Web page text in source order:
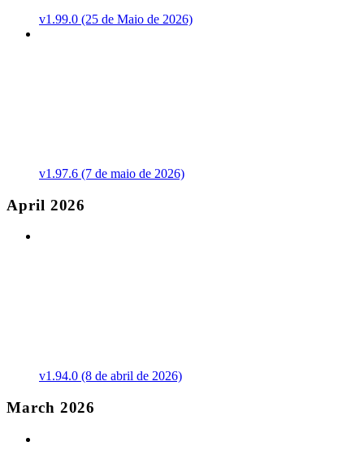
v1.99.0 (25 de Maio de 2026)
v1.97.6 (7 de maio de 2026)
April 2026
v1.94.0 (8 de abril de 2026)
March 2026